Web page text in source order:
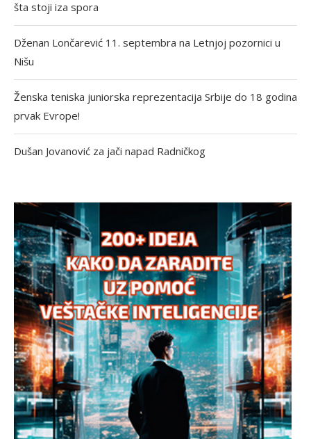
šta stoji iza spora
Dženan Lončarević 11. septembra na Letnjoj pozornici u
Nišu
Ženska teniska juniorska reprezentacija Srbije do 18 godina
prvak Evrope!
Dušan Jovanović za jači napad Radničkog